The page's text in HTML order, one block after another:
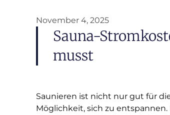
November 4, 2025
Sauna-
musst
Saunieren ist nicht nur gut für
Möglichkeit, sich zu